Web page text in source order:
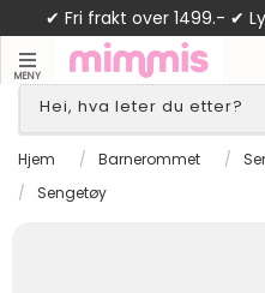
✔ Fri frakt over 1499.- ✔
MENY
Hjem / Barnerommet /
/
Sengetøy